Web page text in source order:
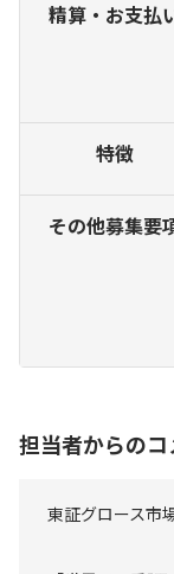
精算・お支払
特徴
その他募集要
担当者からのコ
東証グロース市